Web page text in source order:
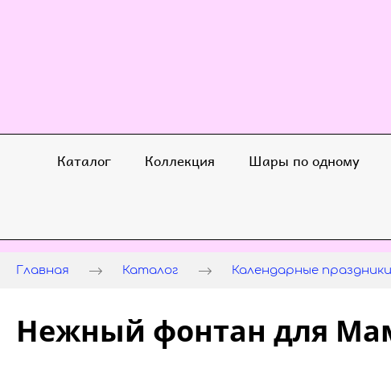
Каталог Коллекция Шары по одному
Главная Каталог Календарные праздники
Нежный фонтан для